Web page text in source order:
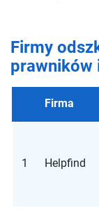
Firmy
prawników
Firma
1 Helpfind